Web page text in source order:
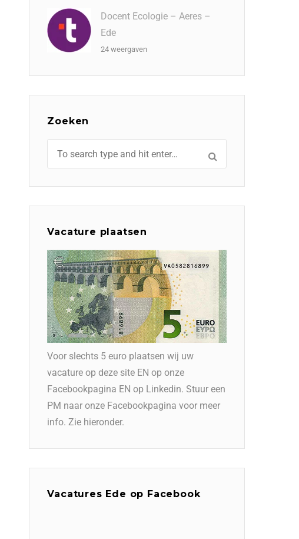
Docent Ecologie – Aeres –
Ede
24 weergaven
Zoeken
Vacature plaatsen
Voor slechts 5 euro plaatsen wij uw
vacature op deze site EN op onze
Facebookpagina EN op Linkedin. Stuur een
PM naar onze Facebookpagina voor meer
info. Zie hieronder.
Vacatures Ede op Facebook